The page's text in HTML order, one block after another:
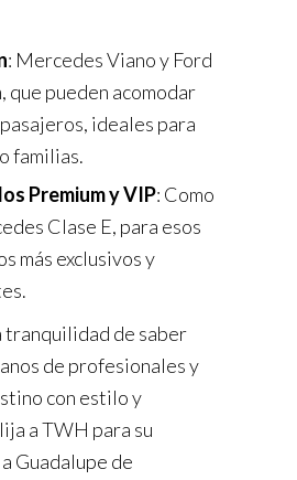
: Mercedes Viano y Ford
que pueden acomodar
ideales para
familias.
Premium y VIP: Como
Clase E, para esos
más exclusivos y
tranquilidad de saber
de profesionales y
con estilo y
a TWH para su
Guadalupe de